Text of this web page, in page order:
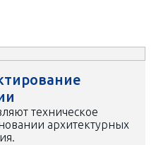
техническое
архитектурных